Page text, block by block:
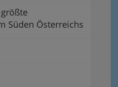
Süden Österreichs